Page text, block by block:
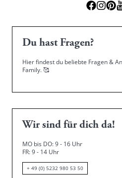
Du hast Fragen?
Hier findest du beliebte Fragen &
Family.🥰
Wir sind für dich da!
MO bis DO: 9 - 16 Uhr
FR: 9 - 14 Uhr
+ 49 (0) 5232 980 53 50